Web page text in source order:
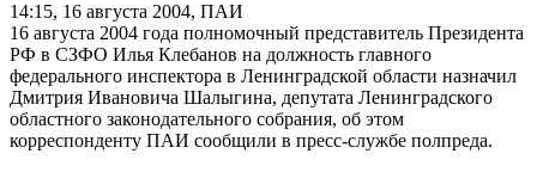
14:15, 16 августа 2004, ПАИ
16 августа 2004 года полномочный представитель Президента
РФ в СЗФО Илья Клебанов на должность главного
федерального инспектора в Ленинградской области назначил
Дмитрия Ивановича Шалыгина, депутата Ленинградского
областного законодательного собрания, об этом
корреспонденту ПАИ сообщили в пресс-службе полпреда.